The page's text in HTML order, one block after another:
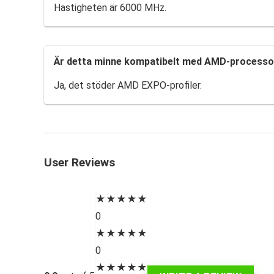
Hastigheten är 6000 MHz.
Är detta minne kompatibelt med AMD-
Ja, det stöder AMD EXPO-profiler.
User Reviews
★ ★ ★ ★ ★
0
★ ★ ★ ★ ★
0
★ ★ ★ ★ ★